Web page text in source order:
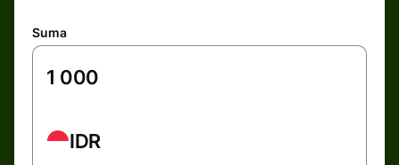
Suma
IDR